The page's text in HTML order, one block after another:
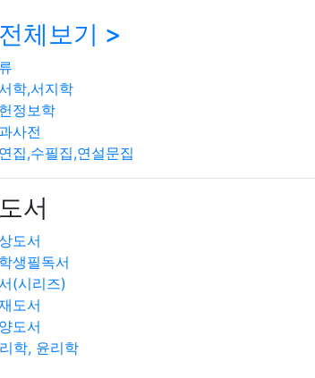
전체보기 >
학,서지학
정보학
사전
집,수필집,연설문집
서
도서
생필독서
(시리즈)
도서
도서
학, 윤리학